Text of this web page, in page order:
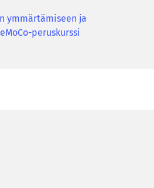
ymmärtämiseen ja
peruskurssi